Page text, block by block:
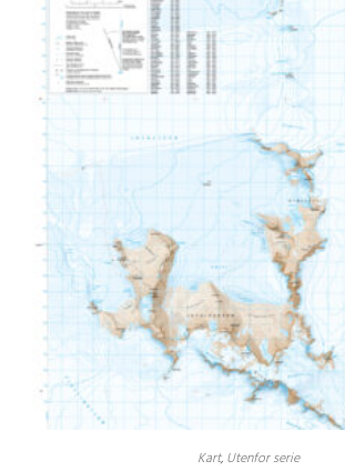
Kart, Utenfor serie